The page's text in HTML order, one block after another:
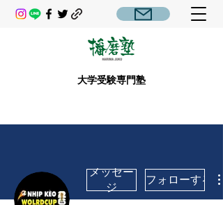
大学受験専門塾
メッセー
ジ
フォローする